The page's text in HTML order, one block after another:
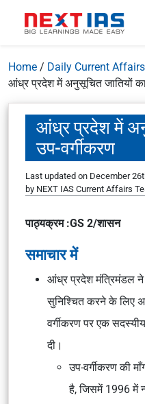
Home / Daily Current
आंध्र प्रदेश में अनुसूचित जातियों
आंध्र प्रदेश में
उप-वर्गीकरण
Last updated on December
by NEXT IAS Current Affairs
पाठ्यक्रम :GS 2/शासन
समाचार में
आंध्र प्रदेश मंत्रिमंडल ने
सुनिश्चित करने के लिए
वर्गीकरण पर एक
दी।
उप-वर्गीकरण की
है, जिसमें 1996 में